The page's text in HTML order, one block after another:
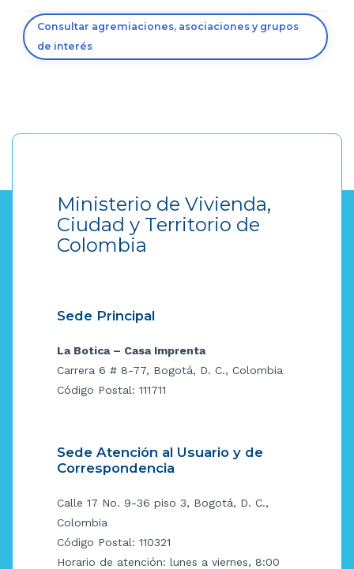
Consultar agremiaciones, asociaciones y grupos
de interés
Ministerio de Vivienda,
Ciudad y Territorio de
Colombia
Sede Principal
La Botica – Casa Imprenta
Carrera 6 # 8-77, Bogotá, D. C., Colombia
Código Postal: 111711
Sede Atención al Usuario y de
Correspondencia
Calle 17 No. 9-36 piso 3, Bogotá, D. C.,
Colombia
Código Postal: 110321
Horario de atención: lunes a viernes, 8:00